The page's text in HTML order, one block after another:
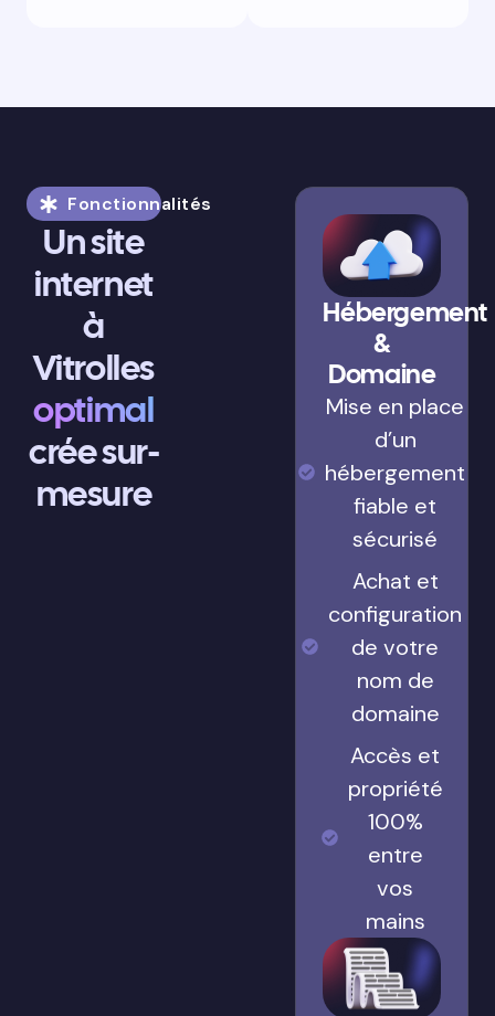
Fonctionnalités
Un site
internet
à
Vitrolles
optimal
crée sur-
mesure
Hébergement
&
Domaine
Mise en place
d’un
hébergement
fiable et
sécurisé
Achat et
configuration
de votre
nom de
domaine
Accès et
propriété
100%
entre
vos
mains